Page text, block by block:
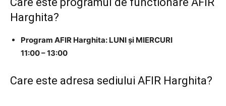
Harghita?
Program AFIR Harghita: LUNI și MIERCURI
11:00 – 13:00
Care este adresa sediului AFIR Harghita?